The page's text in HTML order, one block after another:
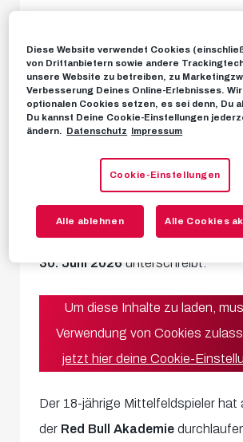
Langfristiger Vertrag
Kameri
NEWS
Mit Start der Saison 2022/23
vom Kooperationsklub FC
unseren Roten Bullen, wo er einen
30. Juni 2026unterschreibt.
Um diese Inhalte zu laden,
Verwendung von Cookies
jetzt hier deine Cookie-
Der 18-jährige Mittelfeldspieler hat
der Red Bull Akademie
Diese Website verwendet Cookies
von Drittanbietern sowie andere
unsere Website zu betreiben, zu
Verbesserung Deines Online-Erlebnisses.
optionalen Cookies setzen, es sei denn, Du
Du kannst Deine Cookie-Einstellungen
ändern. Datenschutz Impressum
Cookie-Einstellungen
Alle ablehnen Alle Cookies